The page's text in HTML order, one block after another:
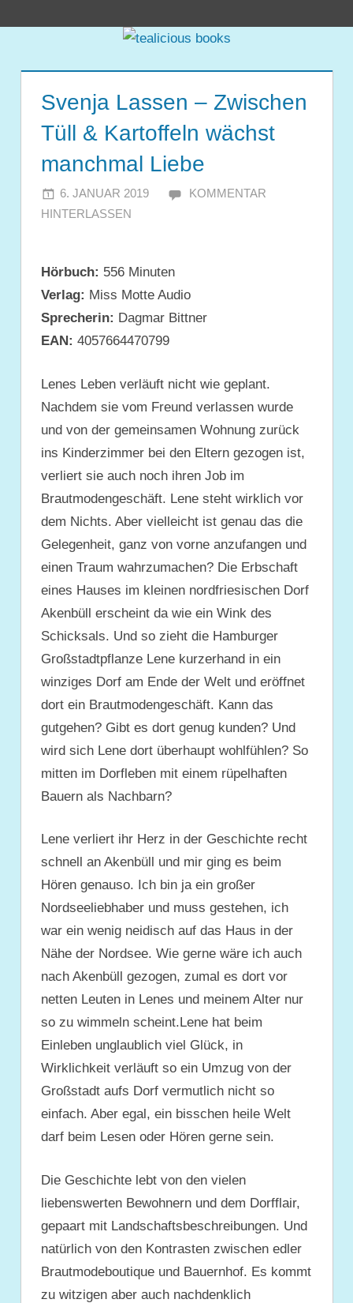
tealicious
books
Svenja Lassen – Zwischen
Tüll & Kartoffeln wächst
manchmal Liebe
6. JANUAR 2019 JULIA
KOMMENTAR
HINTERLASSEN
Hörbuch: 556 Minuten
Verlag: Miss Motte Audio
Sprecherin: Dagmar Bittner
EAN: 4057664470799
Lenes Leben verläuft nicht wie geplant.
Nachdem sie vom Freund verlassen wurde
und von der gemeinsamen Wohnung zurück
ins Kinderzimmer bei den Eltern gezogen ist,
verliert sie auch noch ihren Job im
Brautmodengeschäft. Lene steht wirklich vor
dem Nichts. Aber vielleicht ist genau das die
Gelegenheit, ganz von vorne anzufangen und
einen Traum wahrzumachen? Die Erbschaft
eines Hauses im kleinen nordfriesischen Dorf
Akenbüll erscheint da wie ein Wink des
Schicksals. Und so zieht die Hamburger
Großstadtpflanze Lene kurzerhand in ein
winziges Dorf am Ende der Welt und eröffnet
dort ein Brautmodengeschäft. Kann das
gutgehen? Gibt es dort genug kunden? Und
wird sich Lene dort überhaupt wohlfühlen? So
mitten im Dorfleben mit einem rüpelhaften
Bauern als Nachbarn?
Lene verliert ihr Herz in der Geschichte recht
schnell an Akenbüll und mir ging es beim
Hören genauso. Ich bin ja ein großer
Nordseeliebhaber und muss gestehen, ich
war ein wenig neidisch auf das Haus in der
Nähe der Nordsee. Wie gerne wäre ich auch
nach Akenbüll gezogen, zumal es dort vor
netten Leuten in Lenes und meinem Alter nur
so zu wimmeln scheint.Lene hat beim
Einleben unglaublich viel Glück, in
Wirklichkeit verläuft so ein Umzug von der
Großstadt aufs Dorf vermutlich nicht so
einfach. Aber egal, ein bisschen heile Welt
darf beim Lesen oder Hören gerne sein.
Die Geschichte lebt von den vielen
liebenswerten Bewohnern und dem Dorfflair,
gepaart mit Landschaftsbeschreibungen. Und
natürlich von den Kontrasten zwischen edler
Brautmodeboutique und Bauernhof. Es kommt
zu witzigen aber auch nachdenklich